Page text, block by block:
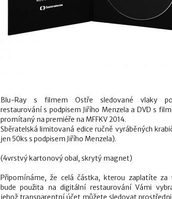
Blu-Ray s filmem Ostře sledované vlaky
restaurování s podpisem Jiřího Menzela a DVD s
promítaný na premiéře na MFFKV 2014.
Sběratelská limitovaná edice ručně vyráběných
jen 50ks s podpisem Jiřího Menzela).
(4vrstvý kartonový obal, skrytý magnet)
Připomínáme, že celá částka, kterou zaplatíte za
bude použita na digitální restaurování Vámi
jehož transparentní účet můžete sledovat